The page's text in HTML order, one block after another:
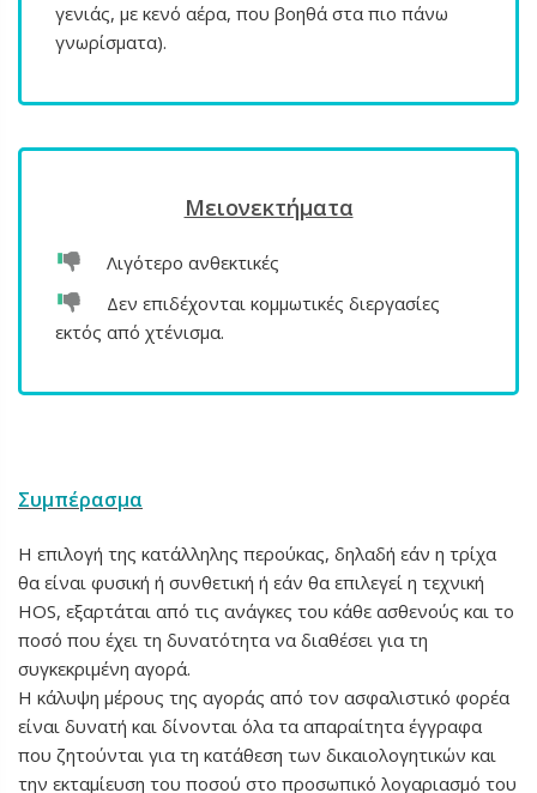
γενιάς, με κενό αέρα, που βοηθά στα πιο πάνω
γνωρίσματα).
Μειονεκτήματα
Λιγότερο ανθεκτικές
Δεν επιδέχονται κομμωτικές διεργασίες
εκτός από χτένισμα.
Συμπέρασμα
Η επιλογή της κατάλληλης περούκας, δηλαδή εάν η τρίχα
θα είναι φυσική ή συνθετική ή εάν θα επιλεγεί η τεχνική
HOS, εξαρτάται από τις ανάγκες του κάθε ασθενούς και το
ποσό που έχει τη δυνατότητα να διαθέσει για τη
συγκεκριμένη αγορά.
Η κάλυψη μέρους της αγοράς από τον ασφαλιστικό φορέα
είναι δυνατή και δίνονται όλα τα απαραίτητα έγγραφα
που ζητούνται για τη κατάθεση των δικαιολογητικών και
την εκταμίευση του ποσού στο προσωπικό λογαριασμό του